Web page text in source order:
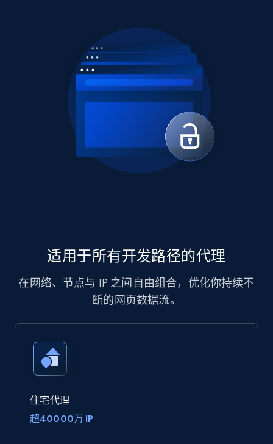
适用于所有开发路径的代理
在网络、节点与 IP 之间自由组合，优化你持续不
断的网页数据流。
住宅代理
超40000万 IP